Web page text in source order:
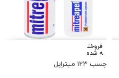
فروخت
ه شده
چسب ۱۲۳ میتراپل